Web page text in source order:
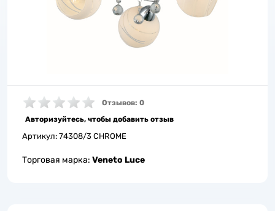
Отзывов: 0
Авторизуйтесь, чтобы добавить отзыв
Артикул: 74308/3 CHROME
Торговая марка: Veneto Luce